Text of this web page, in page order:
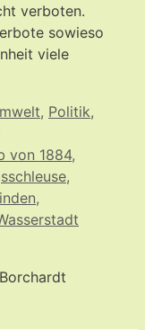
verboten.
sowieso
viele
, Politik,
von 1884,
,
,